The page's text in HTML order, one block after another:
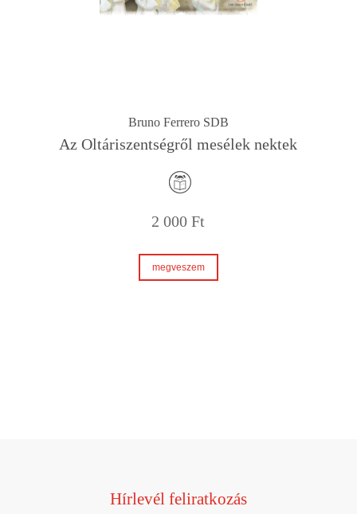
Bruno Ferrero SDB
Az Oltáriszentségről mesélek nektek
2 000Ft
megveszem
Hírlevél feliratkozás